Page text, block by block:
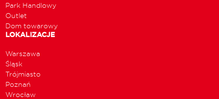
Park Handlowy
Outlet
Dom towarowy
LOKALIZACJE
Warszawa
Śląsk
Trójmiasto
Poznań
Wrocław